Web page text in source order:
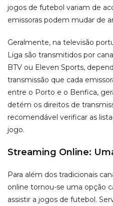
jogos de futebol variam de
emissoras podem mudar de
Geralmente, na televisão
Liga são transmitidos por
BTV ou Eleven Sports,
transmissão que cada
entre o Porto e o Benfica,
detém os direitos de
recomendável verificar as
jogo.
Streaming Online:
Para além dos tradicionais
online tornou-se uma opção
assistir a jogos de futebol.